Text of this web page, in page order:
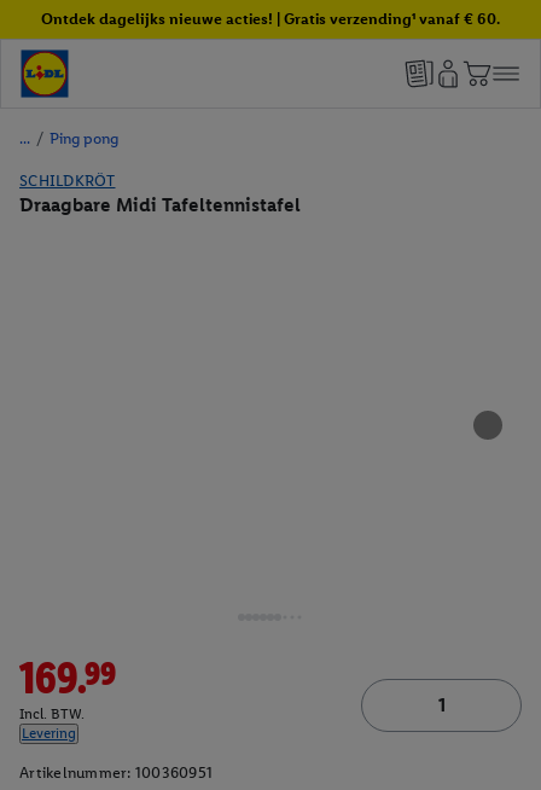
Ontdek dagelijks nieuwe acties! | Gratis verzending¹ vanaf € 60.
/ Ping pong
SCHILDKRÖT
Draagbare Midi Tafeltennistafel
169.99
Incl. BTW.
Levering
Artikelnummer: 100360951